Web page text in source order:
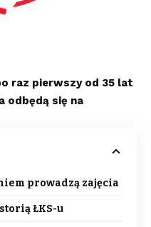
raz pierwszy od 35 lat
odbędą się na
prowadzą zajęcia
ŁKS-u